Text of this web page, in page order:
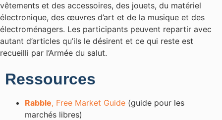
vêtements et des accessoires, des jouets, du matériel
électronique, des œuvres d’art et de la musique et des
électroménagers. Les participants peuvent repartir avec
autant d’articles qu’ils le désirent et ce qui reste est
recueilli par l’Armée du salut.
Ressources
Rabble, Free Market Guide (guide pour les
marchés libres)